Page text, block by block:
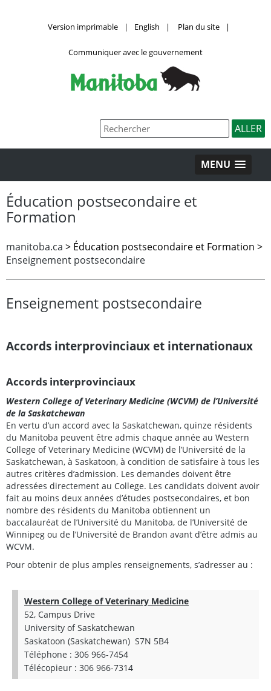
Version imprimable | English | Plan du site |
Communiquer avec le gouvernement
MENU
Éducation postsecondaire et
Formation
manitoba.ca > Éducation postsecondaire et Formation >
Enseignement postsecondaire
Enseignement postsecondaire
Accords interprovinciaux et internationaux
Accords interprovinciaux
Western College of Veterinary Medicine (WCVM) de l’Université
de la Saskatchewan
En vertu d’un accord avec la Saskatchewan, quinze résidents
du Manitoba peuvent être admis chaque année au Western
College of Veterinary Medicine (WCVM) de l’Université de la
Saskatchewan, à Saskatoon, à condition de satisfaire à tous les
autres critères d’admission. Les demandes doivent être
adressées directement au College. Les candidats doivent avoir
fait au moins deux années d’études postsecondaires, et bon
nombre des résidents du Manitoba obtiennent un
baccalauréat de l’Université du Manitoba, de l’Université de
Winnipeg ou de l’Université de Brandon avant d’être admis au
WCVM.
Pour obtenir de plus amples renseignements, s’adresser au :
Western College of Veterinary Medicine
52, Campus Drive
University of Saskatchewan
Saskatoon (Saskatchewan) S7N 5B4
Téléphone : 306 966-7454
Télécopieur : 306 966-7314